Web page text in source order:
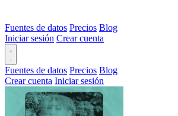
Fuentes de datos Precios Blog
Iniciar sesión Crear cuenta
Fuentes de datos Precios Blog
Crear cuenta Iniciar sesión